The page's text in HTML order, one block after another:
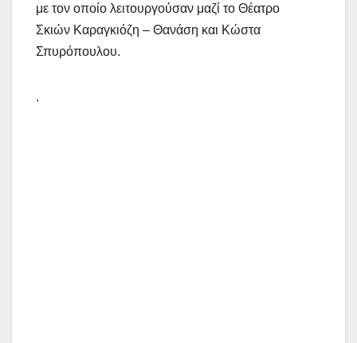
με τον οποίο λειτουργούσαν μαζί το Θέατρο
Σκιών Καραγκιόζη – Θανάση και Κώστα
Σπυρόπουλου.
.